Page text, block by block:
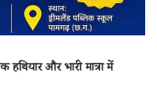
और भारी मात्रा में